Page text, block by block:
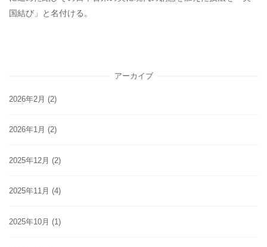
国結び」と名付ける。
アーカイブ
2026年2月 (2)
2026年1月 (2)
2025年12月 (2)
2025年11月 (4)
2025年10月 (1)